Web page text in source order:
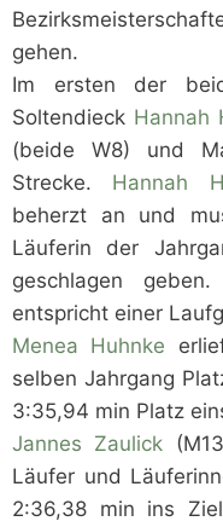
gehen.
Im ersten der
Soltendieck Hannah
(beide W8) und
Strecke. Hannah
beherzt an und
Läuferin der
geschlagen
entspricht einer
Menea Huhnke
selben Jahrgang
3:35,94 min Platz
Jannes Zaulick
Läufer und
2:36,38 min ins